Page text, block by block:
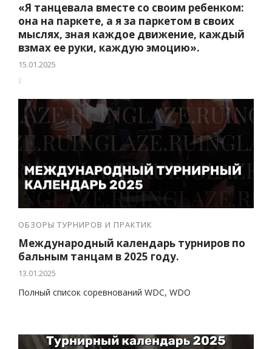
«Я танцевала вместе со своим ребенком:
она на паркете, а я за паркетом в своих
мыслях, зная каждое движение, каждый
взмах ее руки, каждую эмоцию».
15.01.2025
мамы Саюли, про чувства родителей,
чьи дети заканчивают спортивную
карьеру.
ОБЗОРЫ ТУРНИРОВ И ПРАКТИК
Международный календарь турниров по
бальным танцам в 2025 году.
13.01.2025
Полный список соревнований WDC, WDO